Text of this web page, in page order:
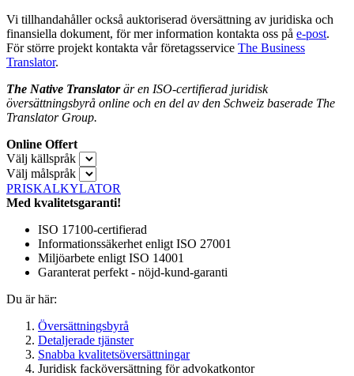
Vi tillhandahåller också auktoriserad översättning av juridiska och
finansiella dokument, för mer information kontakta oss på e-post.
För större projekt kontakta vår företagsservice The Business
Translator.
The Native Translatorär en ISO-certifierad juridisk
översättningsbyrå online och en del av den Schweiz baserade The
Translator Group.
Online Offert
Välj källspråk
Välj målspråk
PRISKALKYLATOR
Med kvalitetsgaranti!
ISO 17100-certifierad
Informationssäkerhet enligt ISO 27001
Miljöarbete enligt ISO 14001
Garanterat perfekt - nöjd-kund-garanti
Du är här:
Översättningsbyrå
Detaljerade tjänster
Snabba kvalitetsöversättningar
Juridisk facköversättning för advokatkontor